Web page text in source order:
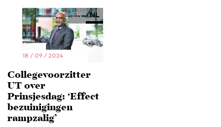
EN NL
18 / 09 / 2024
Collegevoorzitter
UT over
Prinsjesdag: ‘Effect
bezuinigingen
rampzalig’